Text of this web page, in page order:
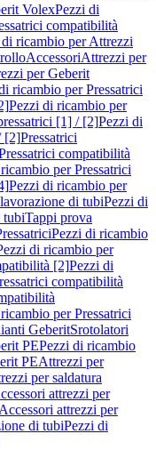
VolexPezzi di
compatibilità
ricambio per Attrezzi
AccessoriAttrezzi per
per Geberit
ricambio per Pressatrici
Pezzi di ricambio per
[1] / [2]Pezzi di
[2]Pressatrici
compatibilità
per Pressatrici
Pezzi di ricambio per
di tubiPezzi di
tubiTappi prova
Pezzi di ricambio
di ricambio per
[2]Pezzi di
compatibilità
per Pressatrici
GeberitSrotolatori
PEPezzi di ricambio
PEAttrezzi per
per saldatura
attrezzi per
attrezzi per
di tubiPezzi di